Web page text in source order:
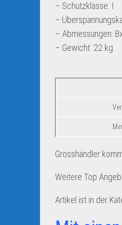
– Schutzklasse: I
–
– Abmessungen:
– Gewicht: 22 kg
Grosshändler
Weitere Top
Artikel ist in der